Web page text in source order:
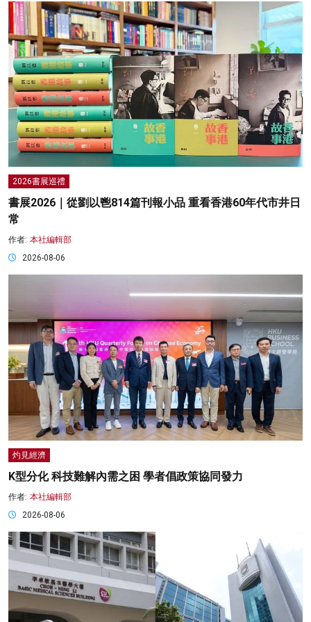
2026書展巡禮
書展2026｜從劉以鬯814篇刊報小品 重看香港60年代市井日
常
作者: 本社編輯部
2026-08-06
灼見經濟
K型分化 科技難解內需之困 學者倡政策協同發力
作者: 本社編輯部
2026-08-06